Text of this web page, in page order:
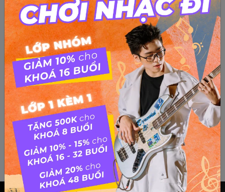
LÝ DO HỌC ĐÀN PIANO MÀ KHÔNG PHẢI AI CŨNG
BIẾT
Vì sao nên đi học Piano? Những lý do nên đi học đàn Piano
ngay là gì?… Cùng SEAMI trả lời câu hỏi này với nội dung bài
viết bên dưới nhé…. Đầu tiên, phải nói piano là một loại nhạc
cụ đẹp với âm thanh duyên dáng và thu...